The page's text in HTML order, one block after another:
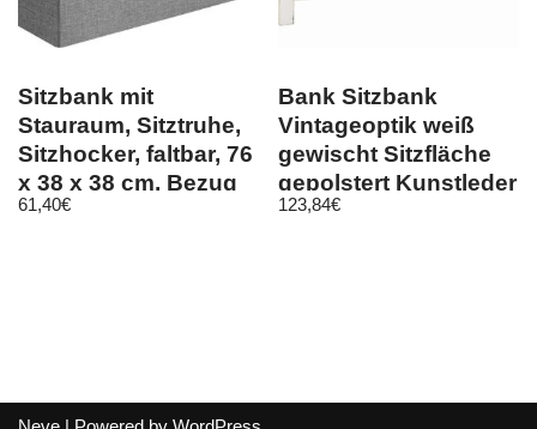
Sitzbank mit
Stauraum, Sitztruhe,
Sitzhocker, faltbar, 76
x 38 x 38 cm, Bezug
au
61,40€
Bank Sitzbank
Vintageoptik weiß
gewischt Sitzfläche
gepolstert Kunstleder
vintage …
123,84€